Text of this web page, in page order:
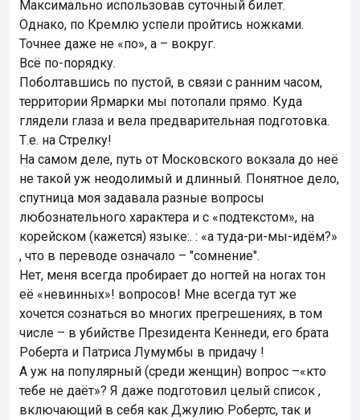
Максимально использовав суточный билет.
Однако, по Кремлю успели пройтись ножками.
Точнее даже не «по», а – вокруг.
Всё по-порядку.
Поболтавшись по пустой, в связи с ранним часом,
территории Ярмарки мы потопали прямо. Куда
глядели глаза и вела предварительная подготовка.
Т.е. на Стрелку!
На самом деле, путь от Московского вокзала до неё
не такой уж неодолимый и длинный. Понятное дело,
спутница моя задавала разные вопросы
любознательного характера и с «подтекстом», на
корейском (кажется) языке:. : «а туда-ри-мы-идём?»
, что в переводе означало – "сомнение".
Нет, меня всегда пробирает до ногтей на ногах тон
её «невинных»! вопросов! Мне всегда тут же
хочется сознаться во многих прегрешениях, в том
числе – в убийстве Президента Кеннеди, его брата
Роберта и Патриса Лумумбы в придачу !
А уж на популярный (среди женщин) вопрос –«кто
тебе не даёт»? Я даже подготовил целый список ,
включающий в себя как Джулию Робертс, так и